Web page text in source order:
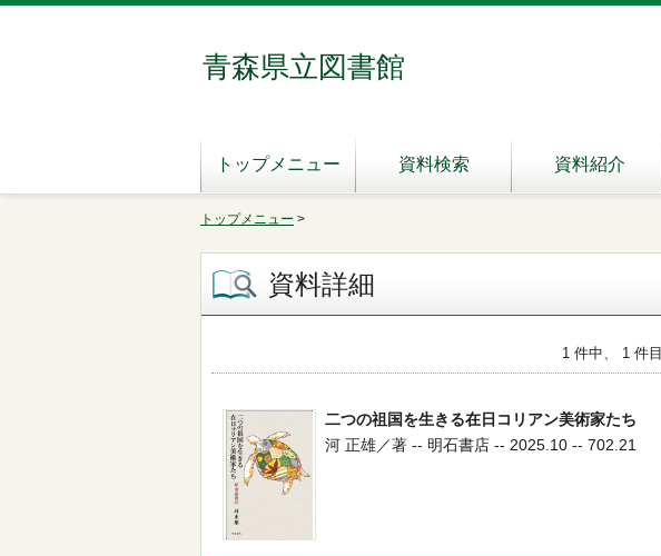
青森県立図書館
トップメニュー 資料検索 資料紹介
トップメニュー >
資料詳細
1 件中、 1 件目
二つの祖国を生きる在日コリアン美術家たち
河 正雄／著 -- 明石書店 -- 2025.10 -- 702.21